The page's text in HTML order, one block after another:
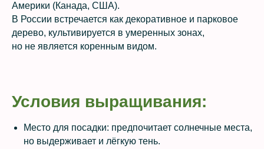
Америки (Канада, США).
В России встречается как декоративное и парковое
дерево, культивируется в умеренных зонах,
но не является коренным видом.
Условия выращивания:
Место для посадки: предпочитает солнечные места,
но выдерживает и лёгкую тень.